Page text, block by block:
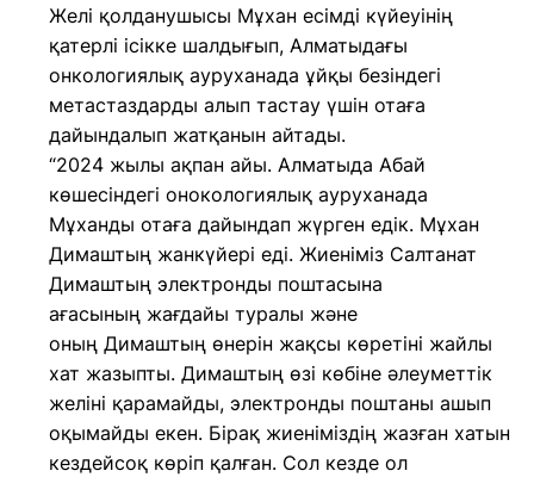
Желі қолданушысы Мұхан есімді күйеуінің
қатерлі ісікке шалдығып, Алматыдағы
онкологиялық ауруханада ұйқы безіндегі
метастаздарды алып тастау үшін отаға
дайындалып жатқанын айтады.
“2024 жылы ақпан айы. Алматыда Абай
көшесіндегі онокологиялық ауруханада
Мұханды отаға дайындап жүрген едік. Мұхан
Димаштың жанкүйері еді. Жиеніміз Салтанат
Димаштың электронды поштасына
ағасының жағдайы туралы және
оның Димаштың өнерін жақсы көретіні жайлы
хат жазыпты. Димаштың өзі көбіне әлеуметтік
желіні қарамайды, электронды поштаны ашып
оқымайды екен. Бірақ жиеніміздің жазған хатын
кездейсоқ көріп қалған. Сол кезде ол